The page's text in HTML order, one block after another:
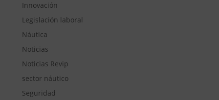
Innovación
Legislación laboral
Náutica
Noticias
Noticias Revip
sector náutico
Seguridad